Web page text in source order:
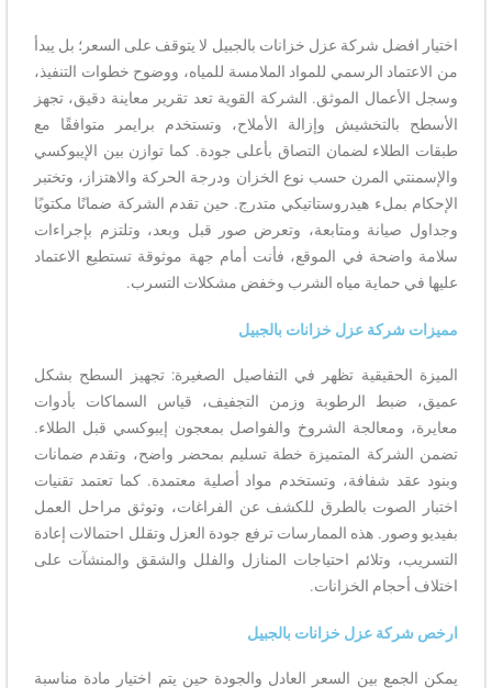
اختيار افضل شركة عزل خزانات بالجبيل لا يتوقف على السعر؛ بل يبدأ
من الاعتماد الرسمي للمواد الملامسة للمياه، ووضوح خطوات التنفيذ،
وسجل الأعمال الموثق. الشركة القوية تعد تقرير معاينة دقيق، تجهز
الأسطح بالتخشيش وإزالة الأملاح، وتستخدم برايمر متوافقًا مع
طبقات الطلاء لضمان التصاق بأعلى جودة. كما توازن بين الإيبوكسي
والإسمنتي المرن حسب نوع الخزان ودرجة الحركة والاهتزاز، وتختبر
الإحكام بملء هيدروستاتيكي متدرج. حين تقدم الشركة ضمانًا مكتوبًا
وجداول صيانة ومتابعة، وتعرض صور قبل وبعد، وتلتزم بإجراءات
سلامة واضحة في الموقع، فأنت أمام جهة موثوقة تستطيع الاعتماد
عليها في حماية مياه الشرب وخفض مشكلات التسرب.
مميزات شركة عزل خزانات بالجبيل
الميزة الحقيقية تظهر في التفاصيل الصغيرة: تجهيز السطح بشكل
عميق، ضبط الرطوبة وزمن التجفيف، قياس السماكات بأدوات
معايرة، ومعالجة الشروخ والفواصل بمعجون إيبوكسي قبل الطلاء.
تضمن الشركة المتميزة خطة تسليم بمحضر واضح، وتقدم ضمانات
وبنود عقد شفافة، وتستخدم مواد أصلية معتمدة. كما تعتمد تقنيات
اختبار الصوت بالطرق للكشف عن الفراغات، وتوثق مراحل العمل
بفيديو وصور. هذه الممارسات ترفع جودة العزل وتقلل احتمالات إعادة
التسريب، وتلائم احتياجات المنازل والفلل والشقق والمنشآت على
اختلاف أحجام الخزانات.
ارخص شركة عزل خزانات بالجبيل
يمكن الجمع بين السعر العادل والجودة حين يتم اختيار مادة مناسبة